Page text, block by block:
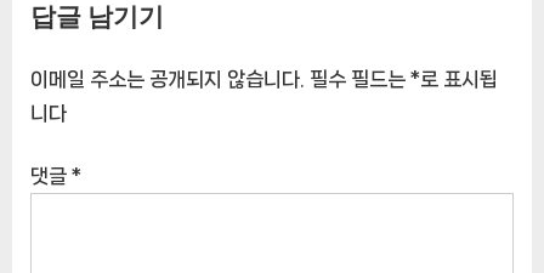
[CoffeeTimeNOWㅣ추천상
품]
답글 남기기
이메일 주소는 공개되지 않습니다. 필수 필드는 *로 표시됩
니다
댓글 *